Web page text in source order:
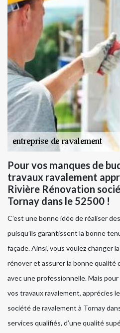
Pour vos manques de
travaux ravalement
Rivière Rénovation
Tornay dans le 52500 !
C’est une bonne idée de réaliser
puisqu’ils garantissent la bonne
façade. Ainsi, vous voulez changer
rénover et assurer la bonne
avec une professionnelle. Mais
vos travaux ravalement, apprécies
société de ravalement à Tornay
services qualifiés, d’une qualité